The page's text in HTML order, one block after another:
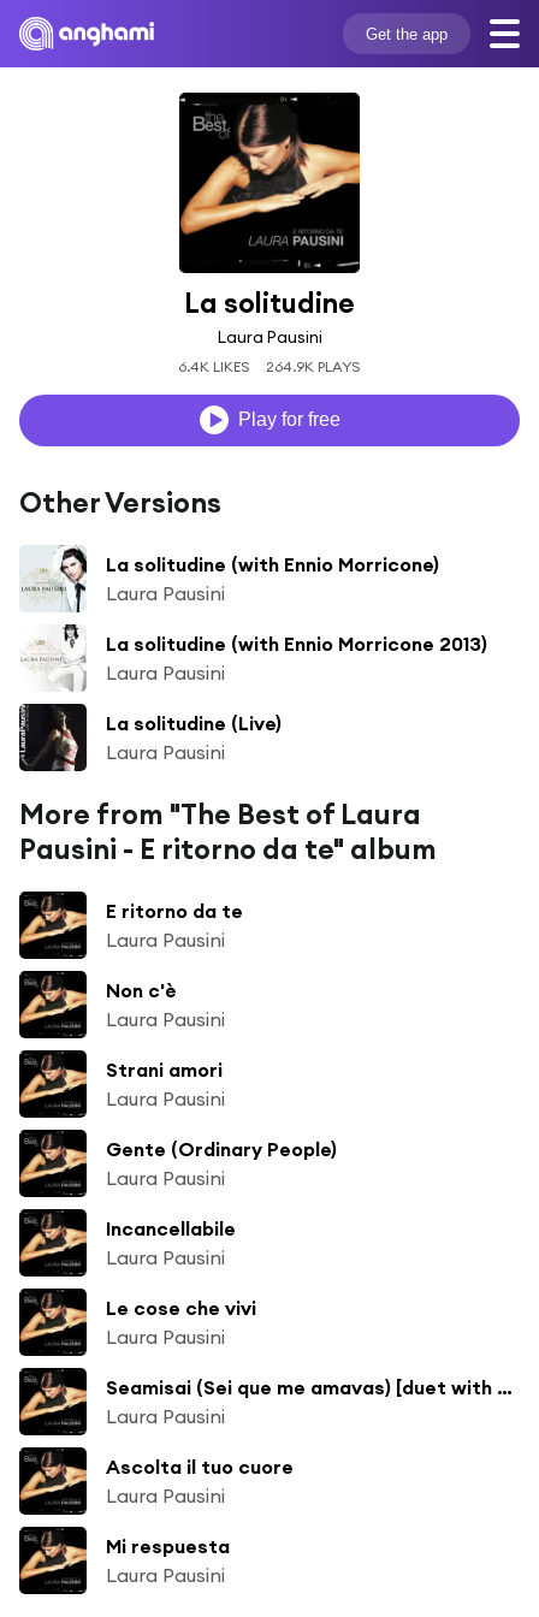
Get the app
La solitudine
Laura Pausini
6.4K LIKES 264.9K PLAYS
Play for free
Other Versions
La solitudine (with Ennio Morricone)
Laura Pausini
La solitudine (with Ennio Morricone 2013)
Laura Pausini
La solitudine (Live)
Laura Pausini
More from "The Best of Laura
Pausini - E ritorno da te" album
E ritorno da te
Laura Pausini
Non c'è
Laura Pausini
Strani amori
Laura Pausini
Gente (Ordinary People)
Laura Pausini
Incancellabile
Laura Pausini
Le cose che vivi
Laura Pausini
Seamisai (Sei que me amavas) [duet with Gilberto Gil]
Laura Pausini
Ascolta il tuo cuore
Laura Pausini
Mi respuesta
Laura Pausini